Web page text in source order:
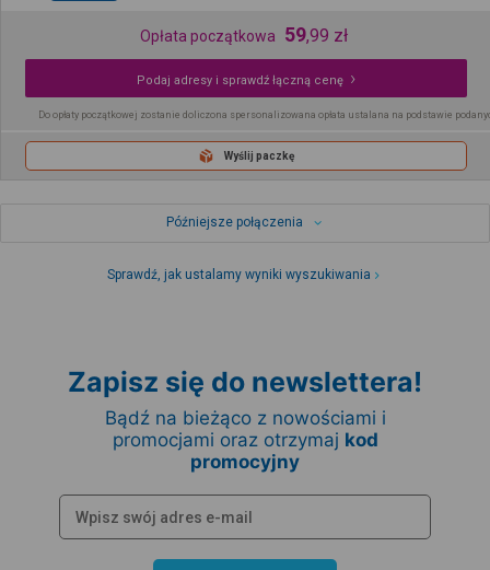
Opłata początkowa 59,99 zł
Podaj adresy i sprawdź łączną cenę
Do opłaty początkowej zostanie doliczona spersonalizowana opłata ustalana na podstawie
Wyślij paczkę
Późniejsze połączenia
Sprawdź, jak ustalamy wyniki wyszukiwania
Zapisz się do newslettera!
Bądź na bieżąco z nowościami i
promocjami oraz otrzymaj kod
promocyjny